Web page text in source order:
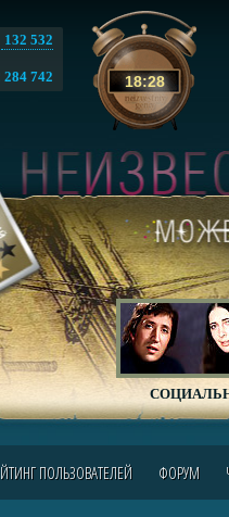
18:28
132 532
284 742
ПОЛЬЗОВАТЕЛЕЙ ФОРУМ